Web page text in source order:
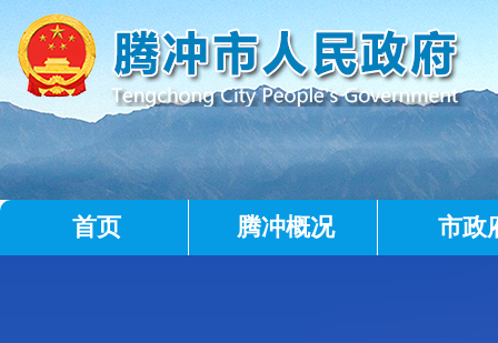
首页 腾冲概况 市政